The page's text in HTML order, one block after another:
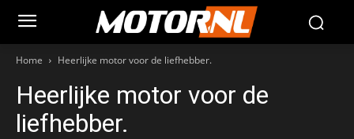
Home Heerlijke motor voor de liefhebber.
Heerlijke motor voor de
liefhebber.